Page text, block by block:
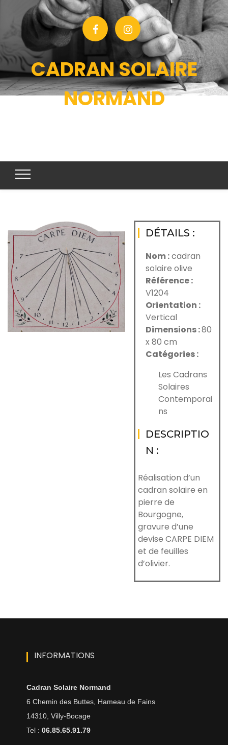
CADRAN SOLAIRE
NORMAND
DÉTAILS :
Nom :cadran
solaire olive
Référence :
V1204
Orientation :
Vertical
Dimensions :80
x 80 cm
Catégories :
Les Cadrans
Solaires
Contemporai
ns
DESCRIPTIO
N :
Réalisation d’un
cadran solaire en
pierre de
Bourgogne,
gravure d’une
devise CARPE DIEM
et de feuilles
d’olivier.
INFORMATIONS
Cadran Solaire Normand
6 Chemin des Buttes, Hameau de Fains
14310, Villy-Bocage
Tel : 06.85.65.91.79